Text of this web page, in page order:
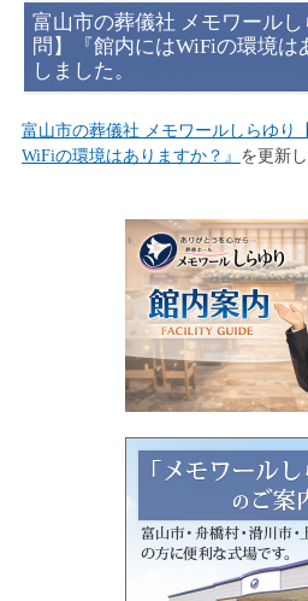
富山市の葬儀社 メモワール
問】『館内にはWiFiの環境は
しました。
富山市の葬儀社 メモワールしらゆり
WiFiの環境はありますか？』 を更新し